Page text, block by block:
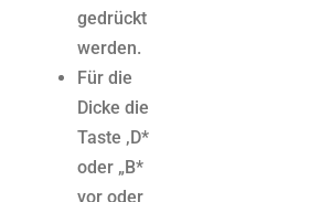
gedrückt
werden.
Für die
Dicke die
Taste ‚D*
oder „B*
vor oder